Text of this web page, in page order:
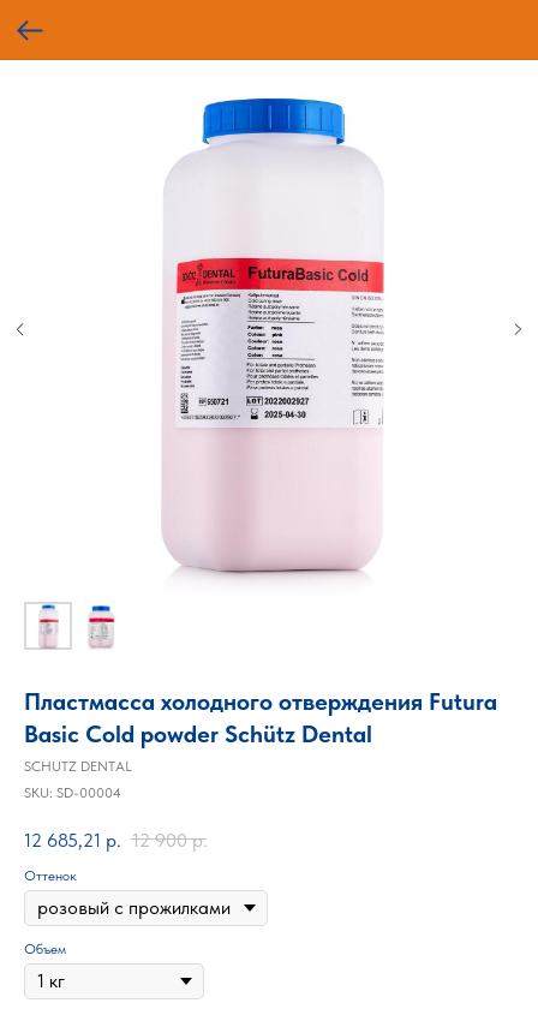
Пластмасса холодного отверждения Futura
Basic Cold powder Schütz Dental
SCHUTZ DENTAL
SKU: SD-00004
12 685,21 р. 12 900 р.
Оттенок
Объем